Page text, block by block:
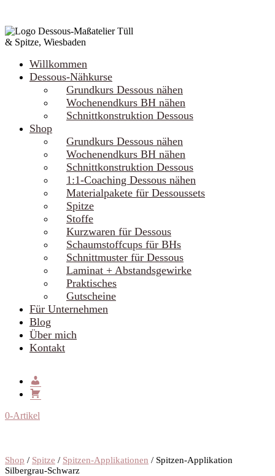
Willkommen
Dessous-Nähkurse
Grundkurs Dessous nähen
Wochenendkurs BH nähen
Schnittkonstruktion Dessous
Shop
Grundkurs Dessous nähen
Wochenendkurs BH nähen
Schnittkonstruktion Dessous
1:1-Coaching Dessous nähen
Materialpakete für Dessoussets
Spitze
Stoffe
Kurzwaren für Dessous
Schaumstoffcups für BHs
Schnittmuster für Dessous
Laminat + Abstandsgewirke
Praktisches
Gutscheine
Für Unternehmen
Blog
Über mich
Kontakt
0-Artikel
Shop / Spitze / Spitzen-Applikationen / Spitzen-Applikation
Silbergrau-Schwarz